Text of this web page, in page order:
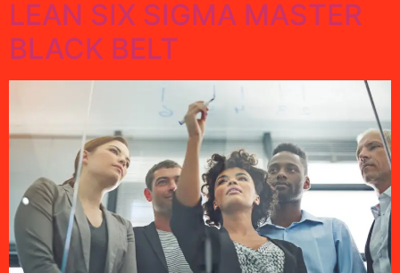
LEAN SIX SIGMA MASTER
BLACK BELT